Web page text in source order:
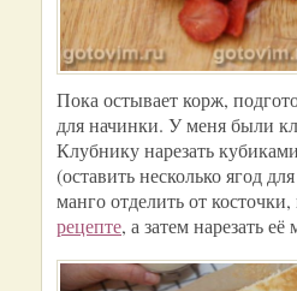
Пока остывает корж,
для начинки. У меня были
Клубнику нарезать
(оставить несколько ягод
манго отделить от
рецепте, а затем нарезать